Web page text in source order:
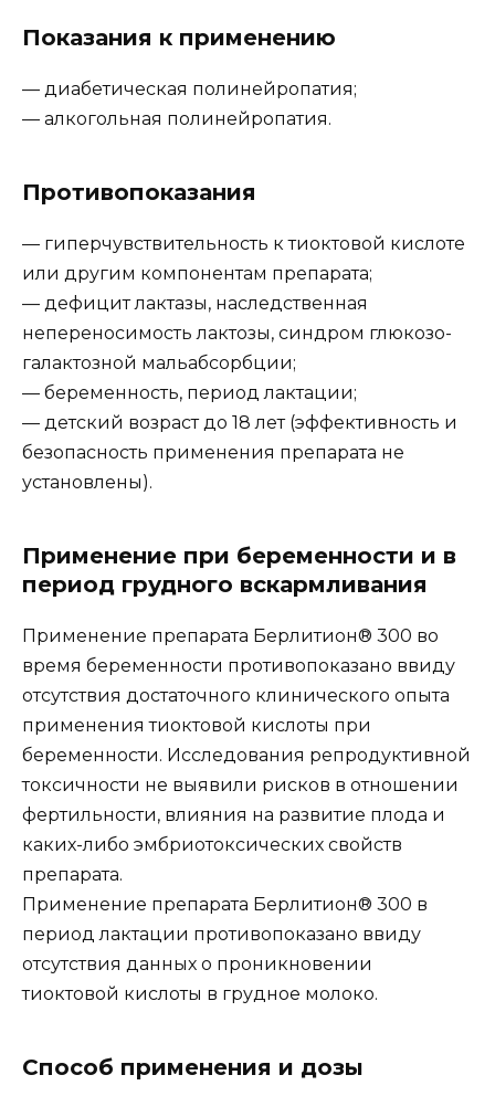
Показания к применению
— диабетическая полинейропатия;
— алкогольная полинейропатия.
Противопоказания
— гиперчувствительность к тиоктовой кислоте
или другим компонентам препарата;
— дефицит лактазы, наследственная
непереносимость лактозы, синдром глюкозо-
галактозной мальабсорбции;
— беременность, период лактации;
— детский возраст до 18 лет (эффективность и
безопасность применения препарата не
установлены).
Применение при беременности и в
период грудного вскармливания
Применение препарата Берлитион® 300 во
время беременности противопоказано ввиду
отсутствия достаточного клинического опыта
применения тиоктовой кислоты при
беременности. Исследования репродуктивной
токсичности не выявили рисков в отношении
фертильности, влияния на развитие плода и
каких-либо эмбриотоксических свойств
препарата.
Применение препарата Берлитион® 300 в
период лактации противопоказано ввиду
отсутствия данных о проникновении
тиоктовой кислоты в грудное молоко.
Способ применения и дозы